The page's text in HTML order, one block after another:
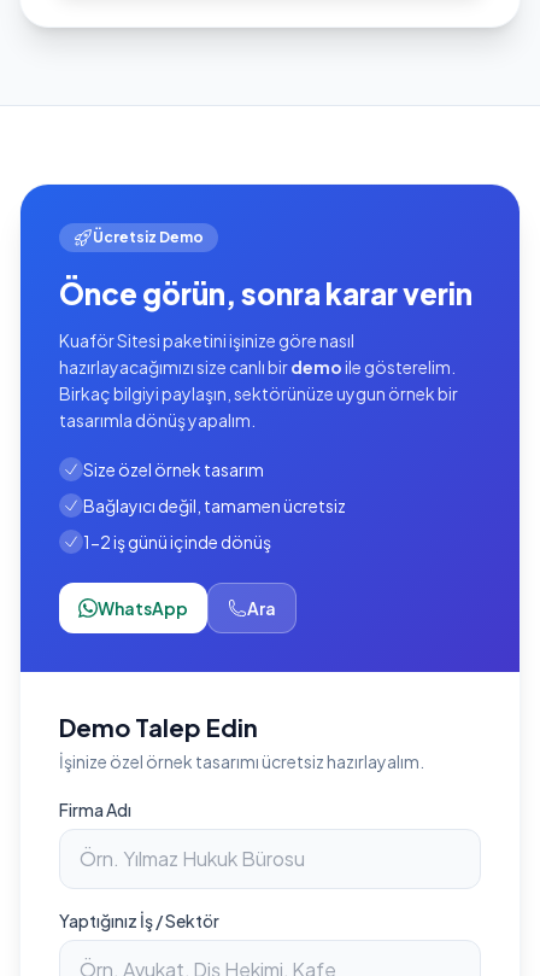
Ücretsiz Demo
Önce görün, sonra karar verin
Kuaför Sitesi paketini işinize göre nasıl
hazırlayacağımızı size canlı birdemoile gösterelim.
Birkaç bilgiyi paylaşın, sektörünüze uygun örnek bir
tasarımla dönüş yapalım.
Size özel örnek tasarım
Bağlayıcı değil, tamamen ücretsiz
1-2 iş günü içinde dönüş
WhatsApp Ara
Demo Talep Edin
İşinize özel örnek tasarımı ücretsiz hazırlayalım.
Firma Adı
Yaptığınız İş / Sektör